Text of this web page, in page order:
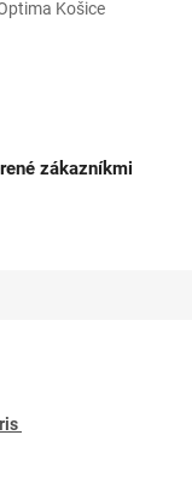
Košice
zákazníkmi